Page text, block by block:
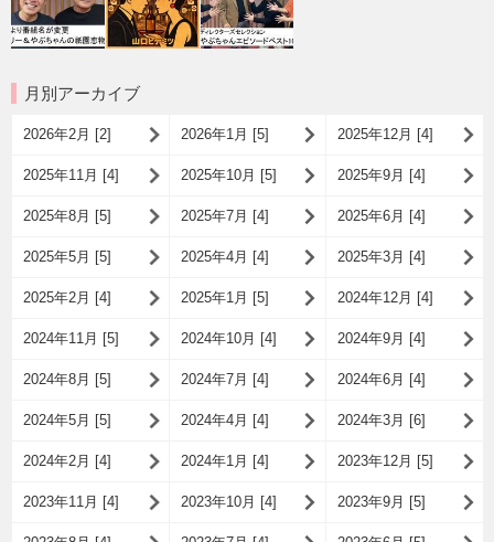
月別アーカイブ
2026年2月 [2] 2026年1月 [5] 2025年12月 [4]
2025年11月 [4] 2025年10月 [5] 2025年9月 [4]
2025年8月 [5] 2025年7月 [4] 2025年6月 [4]
2025年5月 [5] 2025年4月 [4] 2025年3月 [4]
2025年2月 [4] 2025年1月 [5] 2024年12月 [4]
2024年11月 [5] 2024年10月 [4] 2024年9月 [4]
2024年8月 [5] 2024年7月 [4] 2024年6月 [4]
2024年5月 [5] 2024年4月 [4] 2024年3月 [6]
2024年2月 [4] 2024年1月 [4] 2023年12月 [5]
2023年11月 [4] 2023年10月 [4] 2023年9月 [5]